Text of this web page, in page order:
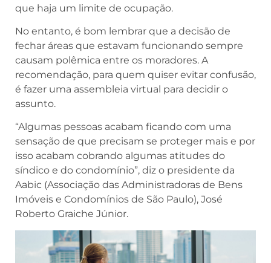
que haja um limite de ocupação.
No entanto, é bom lembrar que a decisão de
fechar áreas que estavam funcionando sempre
causam polêmica entre os moradores. A
recomendação, para quem quiser evitar confusão,
é fazer uma assembleia virtual para decidir o
assunto.
“Algumas pessoas acabam ficando com uma
sensação de que precisam se proteger mais e por
isso acabam cobrando algumas atitudes do
síndico e do condomínio”, diz o presidente da
Aabic (Associação das Administradoras de Bens
Imóveis e Condomínios de São Paulo), José
Roberto Graiche Júnior.